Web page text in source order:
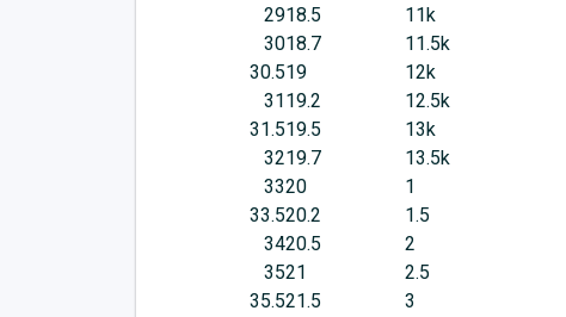
2918.5
11k
3018.7
11.5k
30.519
12k
31 19.2
12.5k
31.519.5
13k
3219.7
13.5k
3320
1
33.520.2
1.5
3420.5
2
3521
2.5
35.521.5
3